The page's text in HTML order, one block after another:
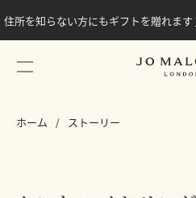
住所を知らない方にもギフトを贈れます
ホーム ストーリー